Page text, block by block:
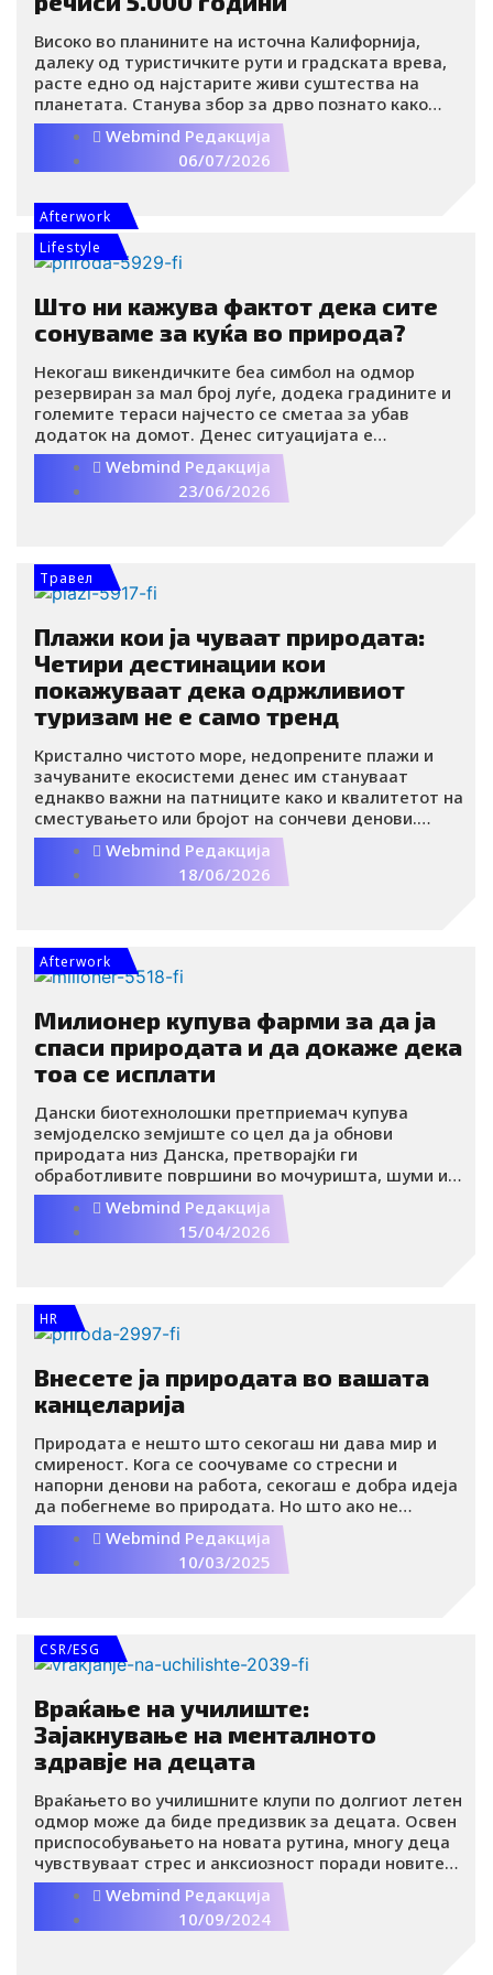
Високо во планините на источна Калифорнија,
далеку од туристичките рути и градската врева,
расте едно од најстарите живи суштества на
планетата. Станува збор за дрво познато како
Метузалем, бор од видот Great Basin bristlecone
pine, чија старост се проценува на речиси 5.000
години.
Webmind Редакција
06/07/2026
Afterwork
Lifestyle
Што ни кажува фактот дека сите
сонуваме за куќа во природа?
Некогаш викендичките беа симбол на одмор
резервиран за мал број луѓе, додека градините и
големите тераси најчесто се сметаа за убав
додаток на домот. Денес ситуацијата е
значително поинаква. Сè повеќе луѓе сонуваат за
куќа надвор од градот, парче земја, мало дворче
или барем тераса на која ќе можат да го испијат
Webmind Редакција
23/06/2026
Травел
Плажи кои ја чуваат природата:
Четири дестинации кои
покажуваат дека одржливиот
туризам не е само тренд
Кристално чистото море, недопрените плажи и
зачуваните екосистеми денес им стануваат
еднакво важни на патниците како и квалитетот на
сместувањето или бројот на сончеви денови.
Бидејќи климатските промени и масовниот
туризам сè повеќе ги загрозуваат крајбрежните
региони, одредени дестинации покажуваат дека
Webmind Редакција
18/06/2026
Afterwork
Милионер купува фарми за да ја
спаси природата и да докаже дека
тоа се исплати
Дански биотехнолошки претприемач купува
земјоделско земјиште со цел да ја обнови
природата низ Данска, претворајќи ги
обработливите површини во мочуришта, шуми и
живеалишта за диви животни. Целта е обнова на
биодиверзитетот и докажување дека еколошката
реставрација може да биде и финансиски
Webmind Редакција
15/04/2026
HR
Внесете ја природата во вашата
канцеларија
Природата е нешто што секогаш ни дава мир и
смиреност. Кога се соочуваме со стресни и
напорни денови на работа, секогаш е добра идеја
да побегнеме во природата. Но што ако не
можете да излезете надвор? Не грижете се!
Можете да создадете природна атмосфера и во
вашата канцеларија која ќе ви донесе смиреност
Webmind Редакција
10/03/2025
CSR/ESG
Враќање на училиште:
Зајакнување на менталното
здравје на децата
Враќањето во училишните клупи по долгиот летен
одмор може да биде предизвик за децата. Освен
приспособувањето на новата рутина, многу деца
чувствуваат стрес и анксиозност поради новите
обврски, социјалните очекувања и враќањето во
структурата на училишниот ден. Во овој период,
родителите играат клучна улога во
Webmind Редакција
10/09/2024